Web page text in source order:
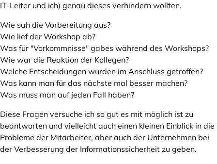
IT-Leiter und ich) genau dieses verhindern wollten.
Wie sah die Vorbereitung aus?
Wie lief der Workshop ab?
Was für "Vorkommnisse" gabes während des Workshops?
Wie war die Reaktion der Kollegen?
Welche Entscheidungen wurden im Anschluss getroffen?
Was kann man für das nächste mal besser machen?
Was muss man auf jeden Fall haben?
Diese Fragen versuche ich so gut es mit möglich ist zu
beantworten und vielleicht auch einen kleinen Einblick in die
Probleme der Mitarbeiter, aber auch der Unternehmen bei
der Verbesserung der Informationssicherheit zu geben.